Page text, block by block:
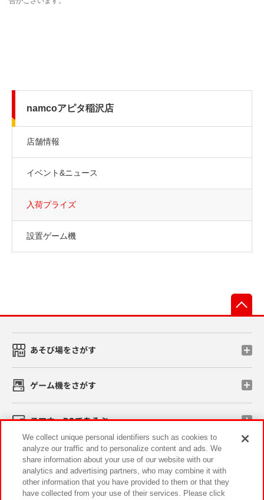
namcoアピタ稲沢店
店舗情報
イベント&ニュース
入荷プライズ
設置ゲーム機
あそび場をさがす
ゲーム機をさがす
スマホ・PCであそぶ
イベント・キャンペーン
We collect unique personal identifiers such as cookies to
analyze our traffic and to personalize content and ads. We
share information about your use of our website with our
analytics and advertising partners, who may combine it with
other information that you have provided to them or that they
have collected from your use of their services. Please click